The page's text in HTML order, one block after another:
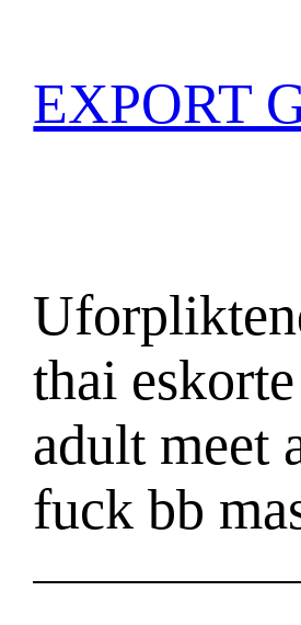
EXPORT
thai
adult meet
fuck bb